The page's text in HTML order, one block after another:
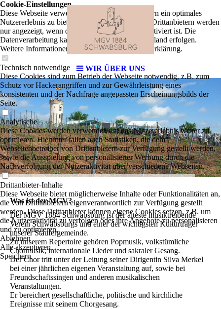
WIR ÜBER UNS
Was ist der MGV?
Der MGV 1884 Schwabsburg ist der älteste musiktreibende
Verein Schwabsburgs und einer der wichtigsten Kulturträger
unserer Staufergemeinde.
Zu unserem Repertoire gehören Popmusik, volkstümliche
Chormusik, internationale Lieder und sakraler Gesang.
Der Chor tritt unter der Leitung seiner Dirigentin Silva Merkel
bei einer jährlichen eigenen Veranstaltung auf, sowie bei
Freundschaftssingen und anderen musikalischen
Veranstaltungen.
Er bereichert gesellschaftliche, politische und kirchliche
Ereignisse mit seinem Chorgesang.
Cookie-Einstellungen
Diese Webseite verwendet Cookies, um Besuchern ein optimales
Nutzererlebnis zu bieten. Bestimmte Inhalte von Drittanbietern werden
nur angezeigt, wenn die entsprechende Option aktiviert ist. Die
Datenverarbeitung kann dann auch in einem Drittland erfolgen.
Weitere Informationen hierzu in der Datenschutzerklärung.
Technisch notwendige
Diese Cookies sind zum Betrieb der Webseite notwendig, z.B. zum
Schutz vor Hackerangriffen und zur Gewährleistung eines
konsistenten und der Nachfrage angepassten Erscheinungsbilds der
Seite.
Analytische
Diese Cookies werden verwendet, um das Nutzererlebnis weiter zu
optimieren. Hierunter fallen auch Statistiken, die dem
Webseitenbetreiber von Drittanbietern zur Verfügung gestellt werden,
sowie die Ausspielung von personalisierter Werbung durch die
Nachverfolgung der Nutzeraktivität über verschiedene Webseiten.
Drittanbieter-Inhalte
Diese Webseite bietet möglicherweise Inhalte oder Funktionalitäten an,
die von Drittanbietern eigenverantwortlich zur Verfügung gestellt
werden. Diese Drittanbieter können eigene Cookies setzen, z.B. um
die Nutzeraktivität zu verfolgen oder ihre Angebote zu personalisieren
und zu optimieren.
Ablehnen
Alle akzeptieren
Speichern